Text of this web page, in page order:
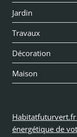
Jardin
Travaux
Décoration
Maison
énergétique de